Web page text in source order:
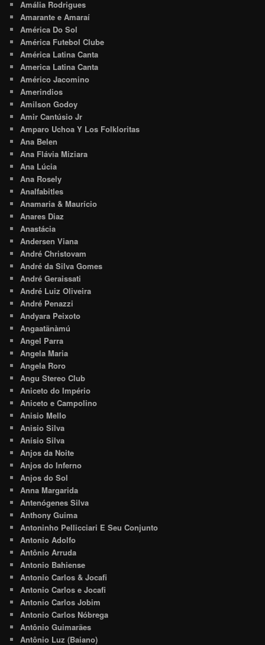
Amália Rodrigues
Amarante e Amaraí
América Do Sol
América Futebol Clube
América Latina Canta
America Latina Canta
Américo Jacomino
Amerindios
Amilson Godoy
Amir Cantúsio Jr
Amparo Uchoa Y Los Folkloritas
Ana Belen
Ana Flávia Miziara
Ana Lúcia
Ana Rosely
Analfabitles
Anamaria & Maurício
Anares Diaz
Anastácia
Andersen Viana
André Christovam
André da Silva Gomes
André Geraissati
André Luiz Oliveira
André Penazzi
Andyara Peixoto
Angaatãnàmú
Angel Parra
Angela Maria
Angela Roro
Angu Stereo Club
Aniceto do Império
Aniceto e Campolino
Anisio Mello
Anisio Silva
Anísio Silva
Anjos da Noite
Anjos do Inferno
Anjos do Sol
Anna Margarida
Antenógenes Silva
Anthony Guima
Antoninho Pellicciari E Seu Conjunto
Antonio Adolfo
Antônio Arruda
Antonio Bahiense
Antonio Carlos & Jocafi
Antonio Carlos e Jocafi
Antonio Carlos Jobim
Antonio Carlos Nóbrega
Antônio Guimarães
Antônio Luz (Baiano)